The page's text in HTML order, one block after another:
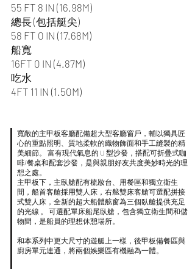
55 FT 8 IN (16.98M)
總長 (包括艇尖)
58 FT 0 IN (17.68M)
船寬
16FT 0 IN (4.87M)
吃水
4FT 11 IN (1.50M)
寬敞的主甲板客廳配備超大型客廳窗戶，輔以獨具匠
心的重點照明、質地柔軟的織物飾面和手工縫製的精
美細節。 富有現代氣息的 U 型沙發，搭配可折疊式咖
啡/餐桌和配套沙發，是與親朋好友共度美妙時光的理
想之處。
主甲板下，主臥艙配有梳妝台、用餐區和獨立衛生
間，船首客艙採用雙人床，右舷雙床客艙可選配拼接
式雙人床，全新的超大船體舷窗為三個臥艙提供充足
的光線 。 可選配單床船尾臥艙，包含獨立衛生間和儲
物間，是船員的理想休憩場所。
和本系列中更大尺寸的遊艇上一樣，後甲板備餐區與
廚房單元連通，將兩個娛樂區有機融為一體。